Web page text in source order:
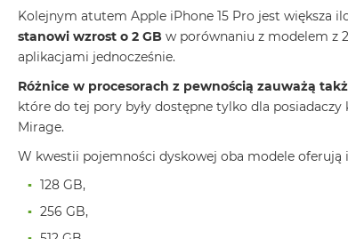
Według
pamięci
RAM
Pro
8GB
RAM
MacBook
Pro
RAM
Kolejnym atutem Apple iPhone 15 Pro jest większa
stanowi wzrost o 2 GB w porównaniu z modelem z
aplikacjami jednocześnie.
Różnice w procesorach z pewnością zauważą
które do tej pory były dostępne tylko dla posiadaczy
Mirage.
W kwestii pojemności dyskowej oba modele oferują
128 GB,
256 GB,